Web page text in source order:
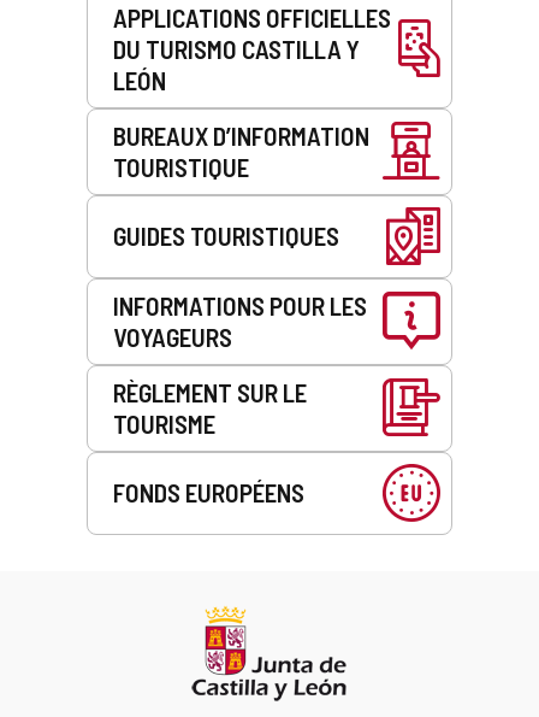
APPLICATIONS OFFICIELLES
DU TURISMO CASTILLA Y
LEÓN
BUREAUX D’INFORMATION
TOURISTIQUE
GUIDES TOURISTIQUES
INFORMATIONS POUR LES
VOYAGEURS
RÈGLEMENT SUR LE
TOURISME
FONDS EUROPÉENS